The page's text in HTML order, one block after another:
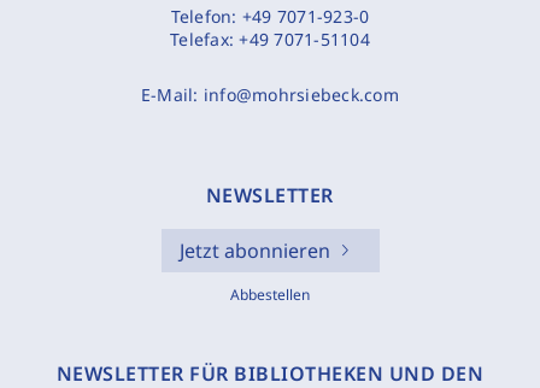
Telefon: +49 7071-923-0
Telefax:+49 7071-51104
E-Mail: info@mohrsiebeck.com
NEWSLETTER
Jetzt abonnieren
Abbestellen
NEWSLETTER FÜR BIBLIOTHEKEN UND DEN